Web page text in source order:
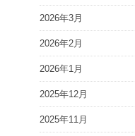
2026年3月
2026年2月
2026年1月
2025年12月
2025年11月